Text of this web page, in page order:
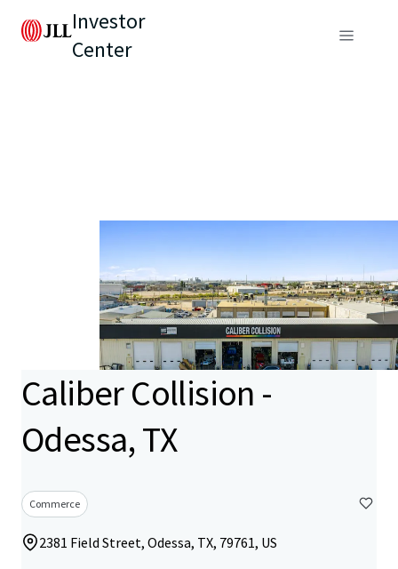
Investor
Center
Caliber Collision -
Odessa, TX
Commerce
2381 Field Street, Odessa, TX, 79761, US